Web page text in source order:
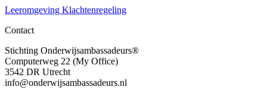
Leeromgeving Klachtenregeling
Contact
Stichting Onderwijsambassadeurs®
Computerweg 22 (My Office)
3542 DR Utrecht
info@onderwijsambassadeurs.nl